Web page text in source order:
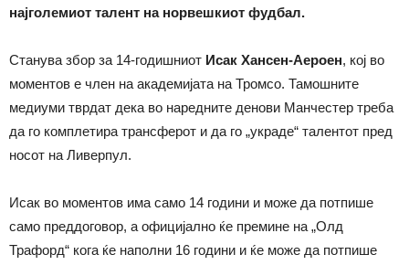
најголемиот талент на норвешкиот фудбал.
Станува збор за 14-годишниот Исак Хансен-Аероен, кој во
моментов е член на академијата на Тромсо. Тамошните
медиуми тврдат дека во наредните денови Манчестер треба
да го комплетира трансферот и да го „украде“ талентот пред
носот на Ливерпул.
Исак во моментов има само 14 години и може да потпише
само преддоговор, а официјално ќе премине на „Олд
Трафорд“ кога ќе наполни 16 години и ќе може да потпише